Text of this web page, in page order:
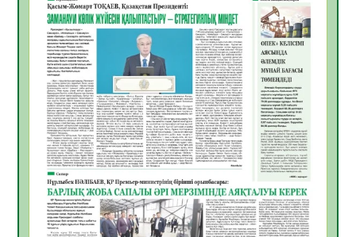
06.08.2026
45
Көкжөтел ауруы туралы
06.08.2026
41
АПВ вакцинасы туралы мәлімет
06.08.2026
40
Open Air: Қызылорда облысы полиция
департаменті 20 мыңнан астам
көрерменнің қауіпсіздігін қамтамасыз етті
06.08.2026
54
ҚЫЗЫЛОРДАДА «САНАЛЫ ҰРПАҚ –